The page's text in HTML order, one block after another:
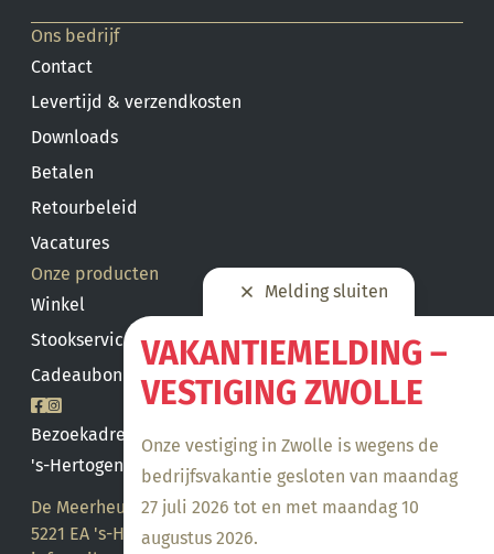
Melding sluiten
VAKANTIEMELDING –
VESTIGING ZWOLLE
Onze vestiging in Zwolle is wegens de
bedrijfsvakantie gesloten van maandag
27 juli 2026 tot en met maandag 10
augustus 2026.
Ons bedrijf
Contact
Levertijd & verzendkosten
Downloads
Betalen
Retourbeleid
Vacatures
Onze producten
Winkel
Stookservice
Cadeaubon saldo
Bezoekadres
's-Hertogenbosch
De Meerheuvel 21
5221 EA 's-Hertogenbosch